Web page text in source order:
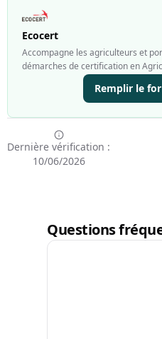
Ecocert
Accompagne les agriculteurs et
démarches de certification en
Remplir le
Dernière vérification :
10/06/2026
Questions